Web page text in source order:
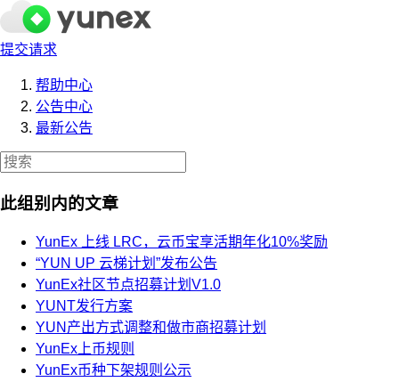
提交请求
帮助中心
公告中心
最新公告
此组别内的文章
YunEx 上线 LRC，云币宝享活期年化10%奖励
“YUN UP 云梯计划”发布公告
YunEx社区节点招募计划V1.0
YUNT发行方案
YUN产出方式调整和做市商招募计划
YunEx上币规则
YunEx币种下架规则公示